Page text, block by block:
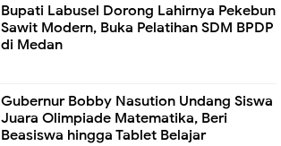
Bupati Labusel Dorong Lahirnya Pekebun
Sawit Modern, Buka Pelatihan SDM BPDP
di Medan
Gubernur Bobby Nasution Undang Siswa
Juara Olimpiade Matematika, Beri
Beasiswa hingga Tablet Belajar